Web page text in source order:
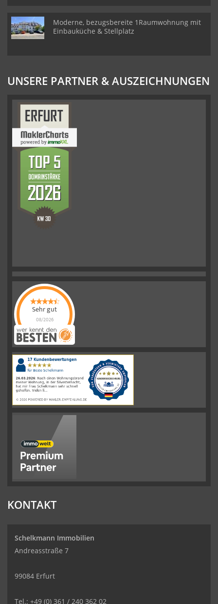
Moderne, bezugsbereite 1Raumwohnung mit
Einbauküche & Stellplatz
UNSERE PARTNER & AUSZEICHNUNGEN
Sehr gut
08/2026
Schelkmann
Immobilienhat
|110Schelkmann
ImmobilienBewertungen
auf
werkenntdenBESTEN.de
KONTAKT
Schelkmann Immobilien
Andreasstraße 7
99084 Erfurt
Tel.: +49 (0) 361 / 240 362 02